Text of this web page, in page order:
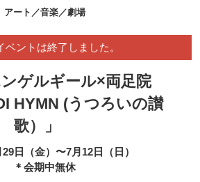
アート／音楽／劇場
ベントは終了しました。
ゲルギール×両足院
HYMN (うつろいの讃
歌）」
日（金）〜7月12日（日）
＊会期中無休